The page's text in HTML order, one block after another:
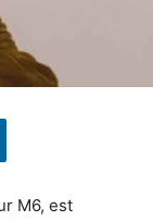
M6, est